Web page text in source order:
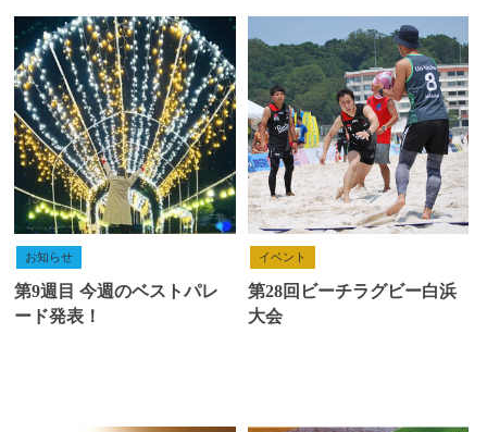
お知らせ
第9週目 今週のベストパレ
ード発表！
イベント
第28回ビーチラグビー白浜
大会